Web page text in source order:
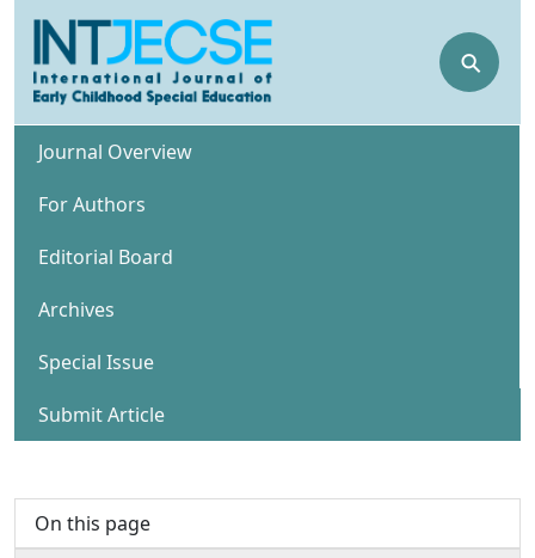
⚲
Journal Overview
For Authors
Editorial Board
Archives
Special Issue
Submit Article
On this page